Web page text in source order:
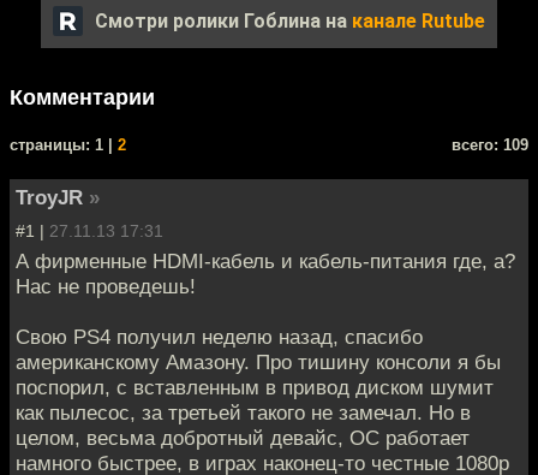
Смотри ролики Гоблина на канале Rutube
Комментарии
cтраницы: 1 | 2 всего: 109
TroyJR »
#1 | 27.11.13 17:31
А фирменные HDMI-кабель и кабель-питания где, а?
Нас не проведешь!
Свою PS4 получил неделю назад, спасибо
американскому Амазону. Про тишину консоли я бы
поспорил, с вставленным в привод диском шумит
как пылесос, за третьей такого не замечал. Но в
целом, весьма добротный девайс, ОС работает
намного быстрее, в играх наконец-то честные 1080p